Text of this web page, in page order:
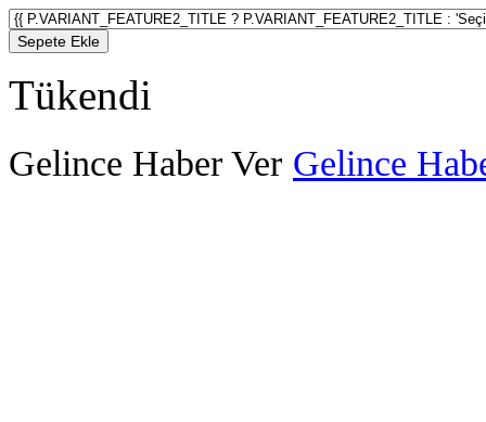
Sepete Ekle
Tükendi
Gelince Haber Ver Gelince